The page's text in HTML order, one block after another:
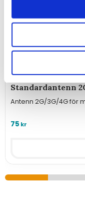
Standardantenn
Antenn 2G/3G/4G för
75 kr